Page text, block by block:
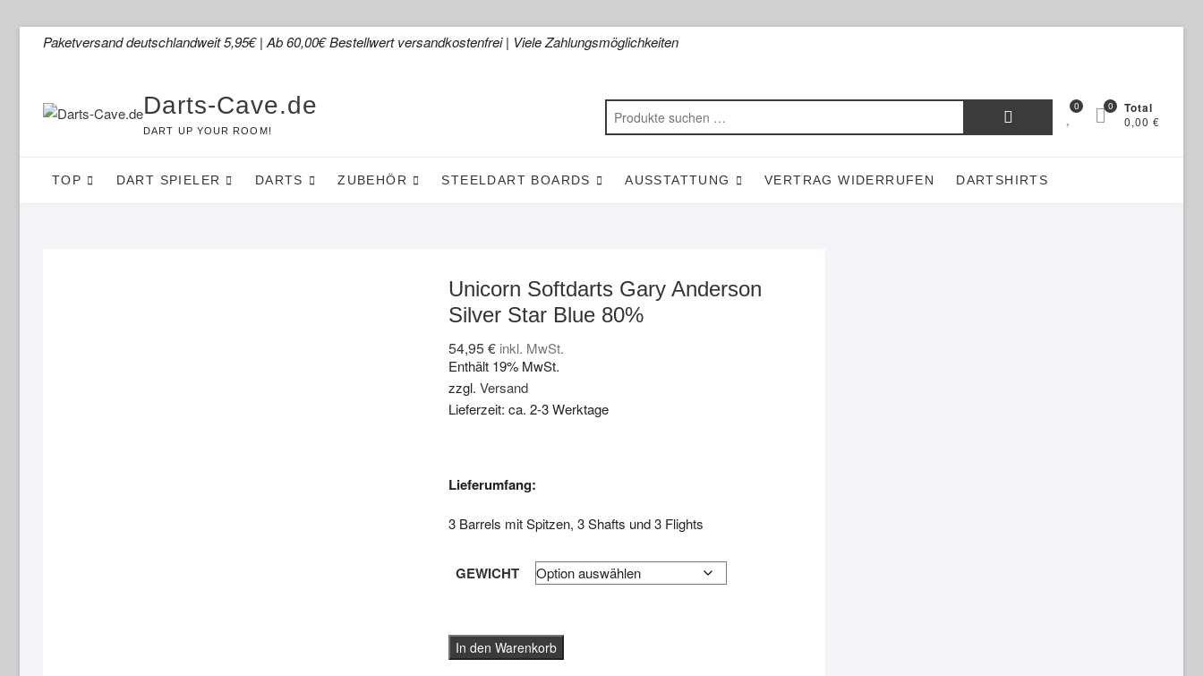
Paketversand deutschlandweit 5,95€ | Ab 60,00€ Bestellwert versandkostenfrei | Viele Zahlungsmöglichkeiten
Darts-Cave.de
DART UP YOUR ROOM!
Suchen
0 Total
0,00 €
0
TOP DART SPIELER DARTS ZUBEHÖR STEELDART BOARDS AUSSTATTUNG VERTRAG WIDERRUFEN DARTSHIRTS
Unicorn Softdarts Gary Anderson
Silver Star Blue 80%
54,95€ inkl. MwSt.
Enthält 19% MwSt.
zzgl.Versand
Lieferzeit: ca. 2-3 Werktage
Lieferumfang:
3 Barrels mit Spitzen, 3 Shafts und 3 Flights
GEWICHT
Unicorn
Softdarts
In den Warenkorb